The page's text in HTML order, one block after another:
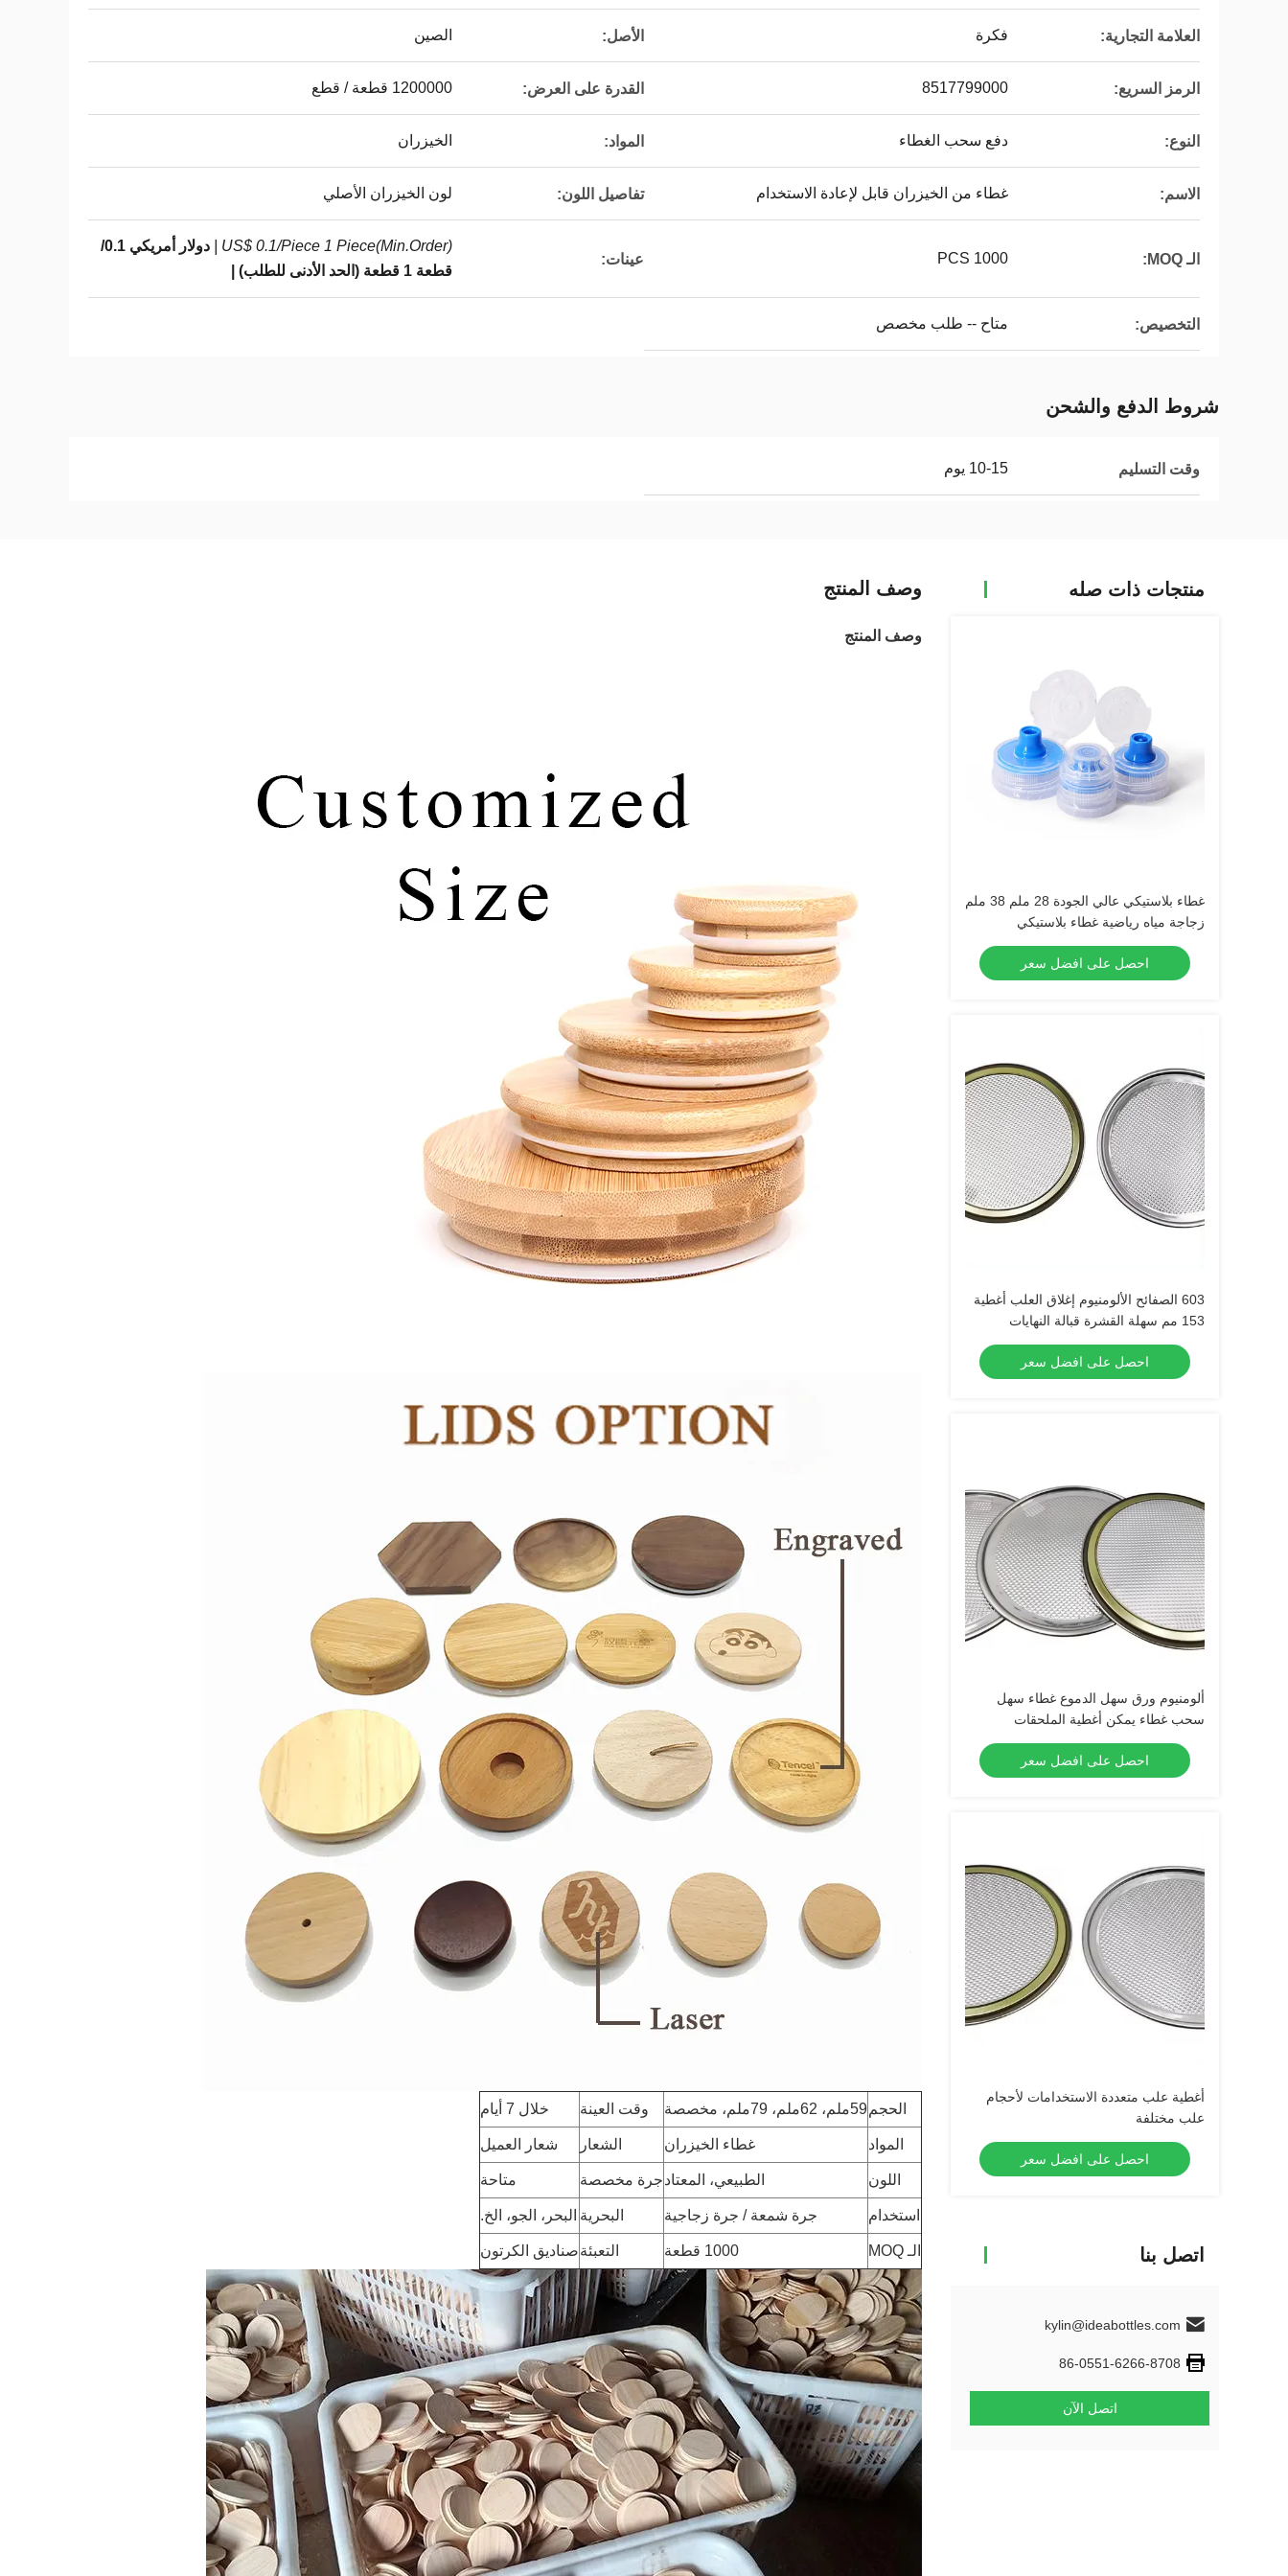
العلامة التجارية: فكرة الأصل: الصين
الرمز السريع: 8517799000 القدرة على العرض: 1200000 قطعة / قطع
النوع: دفع سحب الغطاء المواد: الخيزران
الاسم: غطاء من الخيزران قابل لإعادة الاستخدام تفاصيل اللون: لون الخيزران الأصلي
الـ MOQ: 1000 PCS عينات:
US$ 0.1/Piece 1 Piece(Min.Order) |
دولار أمريكي 0.1/
قطعة 1 قطعة (الحد الأدنى للطلب) |
التخصيص: متاح -- طلب مخصص
شروط الدفع والشحن
وقت التسليم 10-15 يوم
منتجات ذات صله
غطاء بلاستيكي عالي الجودة 28 ملم 38 ملم
زجاجة مياه رياضية غطاء بلاستيكي
احصل على افضل سعر
603 الصفائح الألومنيوم إغلاق العلب أغطية
153 مم سهلة القشرة قبالة النهايات
احصل على افضل سعر
ألومنيوم ورق سهل الدموع غطاء سهل
سحب غطاء يمكن أغطية الملحقات
احصل على افضل سعر
أغطية علب متعددة الاستخدامات لأحجام
علب مختلفة
احصل على افضل سعر
اتصل بنا
kylin@ideabottles.com
86-0551-6266-8708
اتصل الآن
وصف المنتج
وصف المنتج
الحجم59ملم، 62ملم، 79ملم، مخصصة وقت العينة خلال 7 أيام
المواد غطاء الخيزران الشعار شعار العميل
اللون الطبيعي، المعتادجرة مخصصة متاحة
استخدام جرة شمعة / جرة زجاجية البحرية البحر، الجو، الخ.
الـ MOQ 1000 قطعة التعبئةصناديق الكرتون